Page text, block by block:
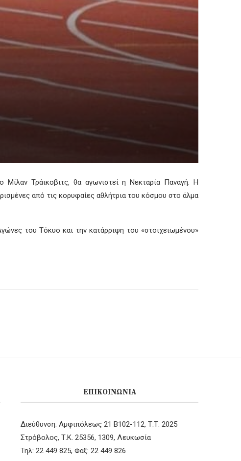
Τράικοβιτς, θα αγωνιστεί η Νεκταρία Παναγή. Η
από τις κορυφαίες αθλήτρια του κόσμου στο άλμα
του Τόκυο και την κατάρριψη του «στοιχειωμένου»
ΕΠΙΚΟΙΝΩΝΊΑ
Διεύθυνση: Αμφιπόλεως 21 B102-112, Τ.Τ. 2025
Στρόβολος, Τ.Κ. 25356, 1309, Λευκωσία
Τηλ: 22 449 825, Φαξ: 22 449 826